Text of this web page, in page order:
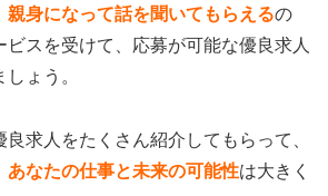
親身になって話を聞いてもらえるの
ビスを受けて、応募が可能な優良求人
ょう。
求人をたくさん紹介してもらって、
あなたの仕事と未来の可能性は大きく